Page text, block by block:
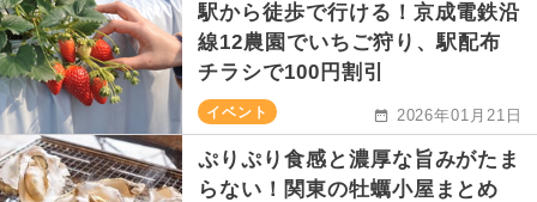
駅から徒歩で行ける！京成電鉄沿
線12農園でいちご狩り、駅配布
チラシで100円割引
イベント 2026年01月21日
ぷりぷり食感と濃厚な旨みがたま
らない！関東の牡蠣小屋まとめ